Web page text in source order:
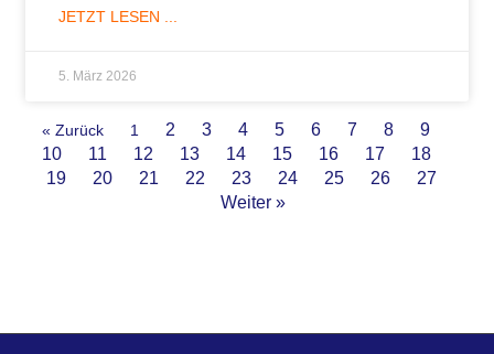
JETZT LESEN ...
5. März 2026
« Zurück 1 2 3 4 5 6 7 8
9
10
11 12 13 14 15 16 17
18
19
20 21 22 23 24 25 26
27
Weiter »